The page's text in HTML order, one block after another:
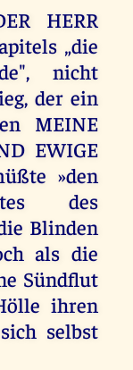
HERR
„die
nicht
der ein
MEINE
EWIGE
»den
des
Blinden
als die
Sündflut
ihren
selbst